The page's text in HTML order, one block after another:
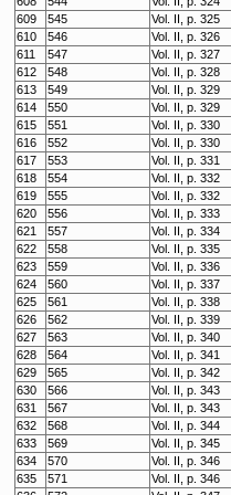
609
545 Vol. II, p. 325
610
546 Vol. II, p. 326
611
547 Vol. II, p. 327
612
548 Vol. II, p. 328
613
549 Vol. II, p. 329
614
550 Vol. II, p. 329
615
551 Vol. II, p. 330
616
552 Vol. II, p. 330
617
553 Vol. II, p. 331
618
554 Vol. II, p. 332
619
555 Vol. II, p. 332
620
556 Vol. II, p. 333
621
557 Vol. II, p. 334
622
558 Vol. II, p. 335
623
559 Vol. II, p. 336
624
560 Vol. II, p. 337
625
561 Vol. II, p. 338
626
562 Vol. II, p. 339
627
563 Vol. II, p. 340
628
564 Vol. II, p. 341
629
565 Vol. II, p. 342
630
566 Vol. II, p. 343
631
567 Vol. II, p. 343
632
568 Vol. II, p. 344
633
569 Vol. II, p. 345
634
570 Vol. II, p. 346
635
571 Vol. II, p. 346